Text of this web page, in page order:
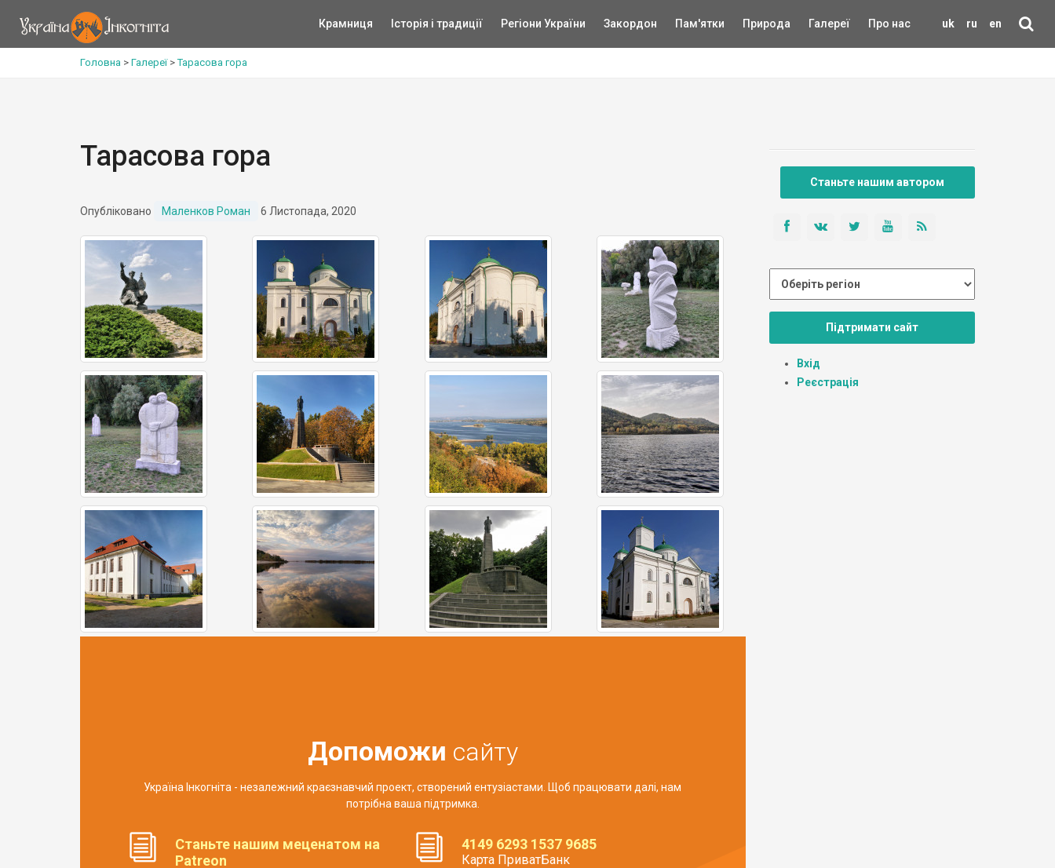
uk ru en
Крамниця Історія і традиції Регіони України Закордон Пам'ятки Природа Галереї Про нас
Головна > Галереї>Тарасова гора
Тарасова гора
Опубліковано Маленков Роман 6 Листопада, 2020
Допоможи сайту
Україна Інкогніта - незалежний краєзнавчий проект, створений ентузіастами. Щоб працювати далі, нам
потрібна ваша підтримка.
Станьте нашим меценатом на
Patreon
4149 6293 1537 9685
Карта ПриватБанк
Станьте нашим автором
Підтримати сайт
Вхід
Реєстрація